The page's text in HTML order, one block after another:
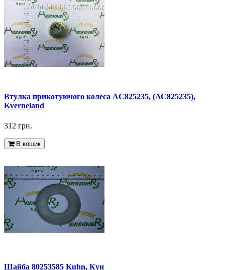
Втулка прикотуючого колеса AC825235, (АС825235),
Kverneland
312 грн.
В кошик
Шайба 80253585 Kuhn, Кун